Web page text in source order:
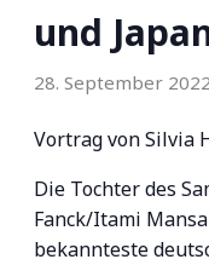
und
28. September
Vortrag von Silvia
Die Tochter des
Fanck/Itami
bekannteste